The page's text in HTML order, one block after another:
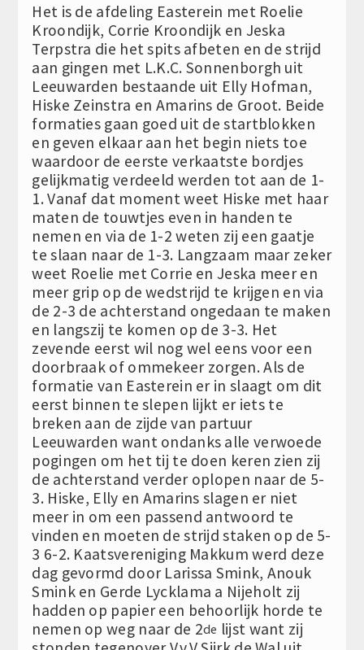
Het is de afdeling Easterein met Roelie
Kroondijk, Corrie Kroondijk en Jeska
Terpstra die het spits afbeten en de strijd
aan gingen met L.K.C. Sonnenborgh uit
Leeuwarden bestaande uit Elly Hofman,
Hiske Zeinstra en Amarins de Groot. Beide
formaties gaan goed uit de startblokken
en geven elkaar aan het begin niets toe
waardoor de eerste verkaatste bordjes
gelijkmatig verdeeld werden tot aan de 1-
1. Vanaf dat moment weet Hiske met haar
maten de touwtjes even in handen te
nemen en via de 1-2 weten zij een gaatje
te slaan naar de 1-3. Langzaam maar zeker
weet Roelie met Corrie en Jeska meer en
meer grip op de wedstrijd te krijgen en via
de 2-3 de achterstand ongedaan te maken
en langszij te komen op de 3-3. Het
zevende eerst wil nog wel eens voor een
doorbraak of ommekeer zorgen. Als de
formatie van Easterein er in slaagt om dit
eerst binnen te slepen lijkt er iets te
breken aan de zijde van partuur
Leeuwarden want ondanks alle verwoede
pogingen om het tij te doen keren zien zij
de achterstand verder oplopen naar de 5-
3. Hiske, Elly en Amarins slagen er niet
meer in om een passend antwoord te
vinden en moeten de strijd staken op de 5-
3 6-2. Kaatsvereniging Makkum werd deze
dag gevormd door Larissa Smink, Anouk
Smink en Gerde Lycklama a Nijeholt zij
hadden op papier een behoorlijk horde te
nemen op weg naar de 2de lijst want zij